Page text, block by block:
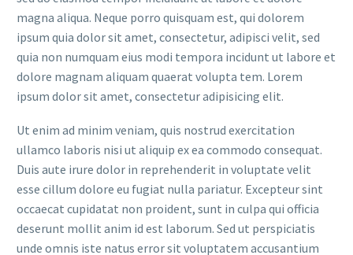
magna aliqua. Neque porro quisquam est, qui dolorem
ipsum quia dolor sit amet, consectetur, adipisci velit, sed
quia non numquam eius modi tempora incidunt ut labore et
dolore magnam aliquam quaerat volupta tem. Lorem
ipsum dolor sit amet, consectetur adipisicing elit.
Ut enim ad minim veniam, quis nostrud exercitation
ullamco laboris nisi ut aliquip ex ea commodo consequat.
Duis aute irure dolor in reprehenderit in voluptate velit
esse cillum dolore eu fugiat nulla pariatur. Excepteur sint
occaecat cupidatat non proident, sunt in culpa qui officia
deserunt mollit anim id est laborum. Sed ut perspiciatis
unde omnis iste natus error sit voluptatem accusantium